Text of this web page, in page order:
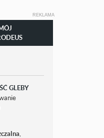
REKLAMA
GLEBY